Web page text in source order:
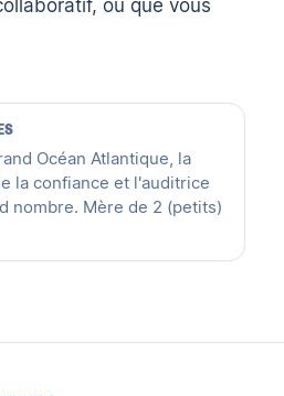
où que vous
Océan Atlantique, la
la confiance et l'auditrice
nombre. Mère de 2 (petits)